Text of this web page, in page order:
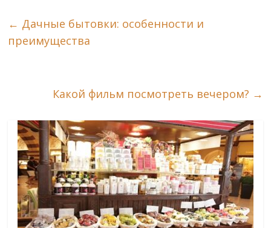
← Дачные бытовки: особенности и
преимущества
Какой фильм посмотреть вечером? →